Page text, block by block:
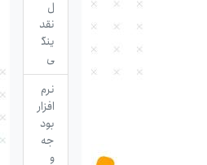
نقد
ینگ
ی
نرم
افزار
بود
جه